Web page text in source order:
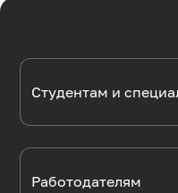
Студентам и
Работодателям